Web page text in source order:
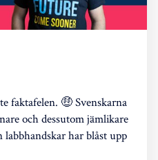
faktafelen. 🤑 Svenskarna
och dessutom jämlikare
har blåst upp